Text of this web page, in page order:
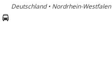
Deutschland • Nordrhein-